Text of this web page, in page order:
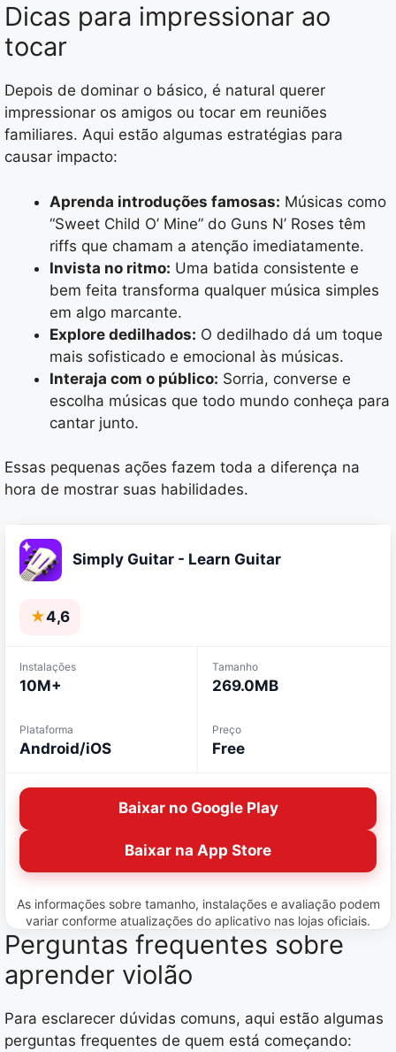
Dicas para impressionar ao
tocar
Depois de dominar o básico, é natural querer
impressionar os amigos ou tocar em reuniões
familiares. Aqui estão algumas estratégias para
causar impacto:
Aprenda introduções famosas: Músicas como
“Sweet Child O’ Mine” do Guns N’ Roses têm
riffs que chamam a atenção imediatamente.
Invista no ritmo: Uma batida consistente e
bem feita transforma qualquer música simples
em algo marcante.
Explore dedilhados: O dedilhado dá um toque
mais sofisticado e emocional às músicas.
Interaja com o público: Sorria, converse e
escolha músicas que todo mundo conheça para
cantar junto.
Essas pequenas ações fazem toda a diferença na
hora de mostrar suas habilidades.
Simply Guitar - Learn Guitar
★4,6
Instalações
10M+
Tamanho
269.0MB
Plataforma
Android/iOS
Preço
Free
Baixar no Google Play
Baixar na App Store
As informações sobre tamanho, instalações e avaliação podem
variar conforme atualizações do aplicativo nas lojas oficiais.
Perguntas frequentes sobre
aprender violão
Para esclarecer dúvidas comuns, aqui estão algumas
perguntas frequentes de quem está começando: